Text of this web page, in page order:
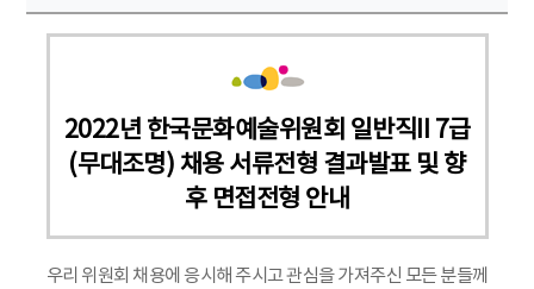
2022년 한국문화예술위원회 일반직II 7급
(무대조명) 채용 서류전형 결과발표 및 향
후 면접전형 안내
우리 위원회 채용에 응시해 주시고 관심을 가져주신 모든 분들께